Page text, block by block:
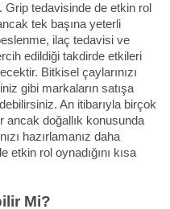
Grip tedavisinde de etkin rol
tek başına yeterli
ilaç tedavisi ve
edildiği takdirde etkileri
Bitkisel çaylarınızı
gibi markaların satışa
An itibarıyla birçok
ancak doğallık konusunda
hazırlamanız daha
etkin rol oynadığını kısa
Mi?